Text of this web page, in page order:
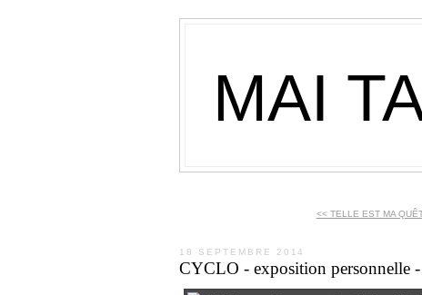
MAI
<< TELLE EST MA
18 SEPTEMBRE 2014
CYCLO - exposition personnelle